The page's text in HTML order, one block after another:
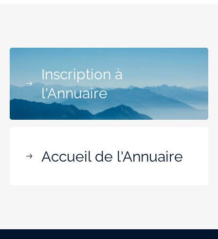
Inscription à
l'Annuaire
Accueil de l'Annuaire